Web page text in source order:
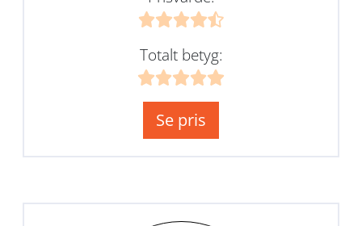
Totalt betyg:
Se pris